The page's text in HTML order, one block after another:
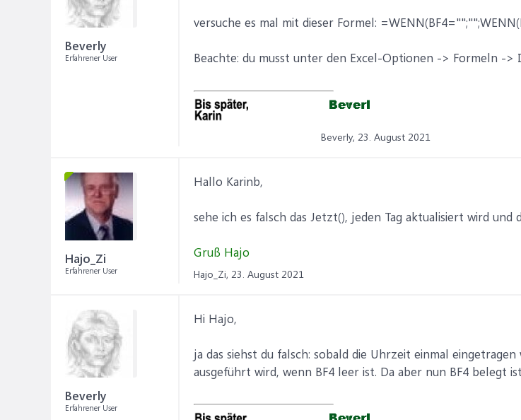
Beverly
Erfahrener User
versuche es mal mit dieser Formel:
Beachte: du musst unter den Excel-Optionen -> Formeln ->
Beverly, 23. August 2021
Hajo_Zi
Erfahrener User
Hallo Karinb,
sehe ich es falsch das Jetzt(), jeden Tag aktualisiert wird
Gruß Hajo
Hajo_Zi, 23. August 2021
Beverly
Erfahrener User
Hi Hajo,
ja das siehst du falsch: sobald die Uhrzeit einmal
ausgeführt wird, wenn BF4 leer ist. Da aber nun BF4 belegt